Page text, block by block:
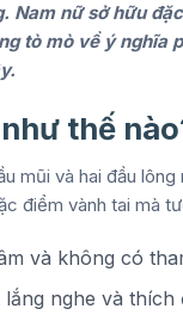
nữ sở hữu
tò mò về ý
thế
và hai đầu
điểm vành tai mà
và không có
nghe và